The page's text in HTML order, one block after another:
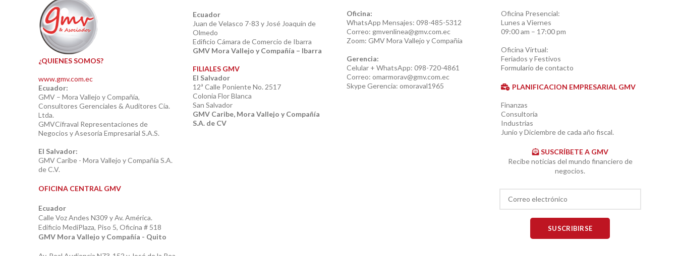
¿QUIENES SOMOS?
www.gmv.com.ec
Ecuador:
GMV – Mora Vallejo y Compañía,
Consultores Gerenciales & Auditores Cía.
Ltda.
GMVCifraval Representaciones de
Negocios y Asesoría Empresarial S.A.S.
El Salvador:
GMV Caribe - Mora Vallejo y Compañía S.A.
de C.V.
OFICINA CENTRAL GMV
Ecuador
Calle Voz Andes N309 y Av. América.
Edificio MediPlaza, Piso 5, Oficina # 518
GMV Mora Vallejo y Compañía - Quito
Ecuador
Juan de Velasco 7-83 y José Joaquín de
Olmedo
Edificio Cámara de Comercio de Ibarra
GMV Mora Vallejo y Compañía – Ibarra
FILIALES GMV
El Salvador
12ª Calle Poniente No. 2517
Colonia Flor Blanca
San Salvador
GMV Caribe, Mora Vallejo y Compañía
S.A. de CV
Oficina:
WhatsApp Mensajes: 098-485-5312
Correo: gmvenlinea@gmv.com.ec
Zoom: GMV Mora Vallejo y Compañía
Gerencia:
Celular + WhatsApp: 098-720-4861
Correo: omarmorav@gmv.com.ec
Skype Gerencia: omoraval1965
Oficina Presencial:
Lunes a Viernes
09:00 am – 17:00 pm
Oficina Virtual:
Feriados y Festivos
Formulario de contacto
PLANIFICACION EMPRESARIAL GMV
Finanzas
Consultoría
Industrias
Junio y Diciembre de cada año fiscal.
SUSCRÍBETE A GMV
Recibe noticias del mundo financiero de
negocios.